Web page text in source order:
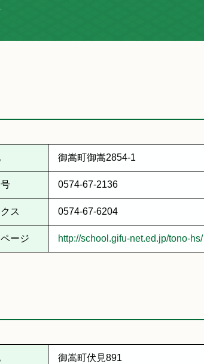
御嵩町御嵩2854-1
0574-67-2136
ス 0574-67-6204
ージ http://school.gifu-net.ed.jp/tono-hs/
御嵩町伏見891